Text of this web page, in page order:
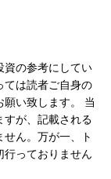
資の参考にしてい
ては読者ご自身の
い致します。 当
すが、記載される
ん。万が一、ト
行っておりません